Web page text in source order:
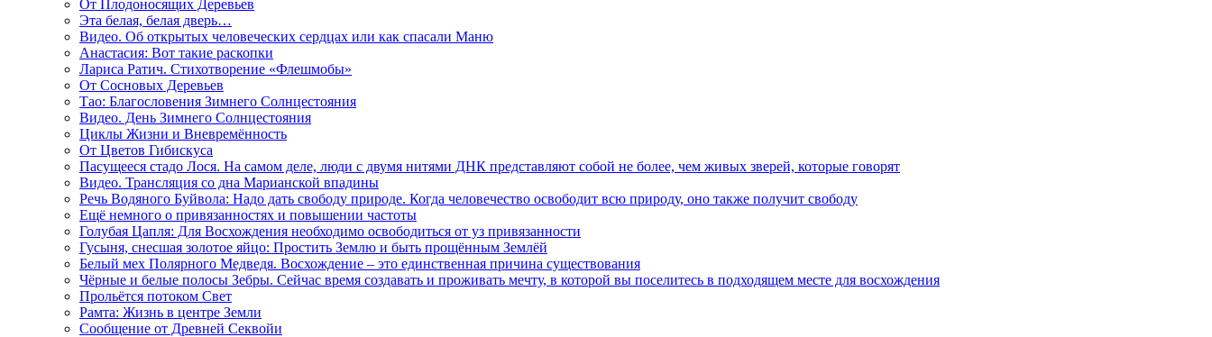
От Плодоносящих Деревьев
Эта белая, белая дверь…
Видео. Об открытых человеческих сердцах или как спасали Маню
Анастасия: Вот такие раскопки
Лариса Ратич. Стихотворение «Флешмобы»
От Сосновых Деревьев
Тао: Благословения Зимнего Солнцестояния
Видео. День Зимнего Солнцестояния
Циклы Жизни и Вневремённость
От Цветов Гибискуса
Пасущееся стадо Лося. На самом деле, люди с двумя нитями ДНК представляют собой не более, чем живых зверей, которые говорят
Видео. Трансляция со дна Марианской впадины
Речь Водяного Буйвола: Надо дать свободу природе. Когда человечество освободит всю природу, оно также получит свободу
Ещё немного о привязанностях и повышении частоты
Голубая Цапля: Для Восхождения необходимо освободиться от уз привязанности
Гусыня, снесшая золотое яйцо: Простить Землю и быть прощённым Землёй
Белый мех Полярного Медведя. Восхождение – это единственная причина существования
Чёрные и белые полосы Зебры. Сейчас время создавать и проживать мечту, в которой вы поселитесь в подходящем месте для восхождения
Прольётся потоком Свет
Рамта: Жизнь в центре Земли
Сообщение от Древней Секвойи